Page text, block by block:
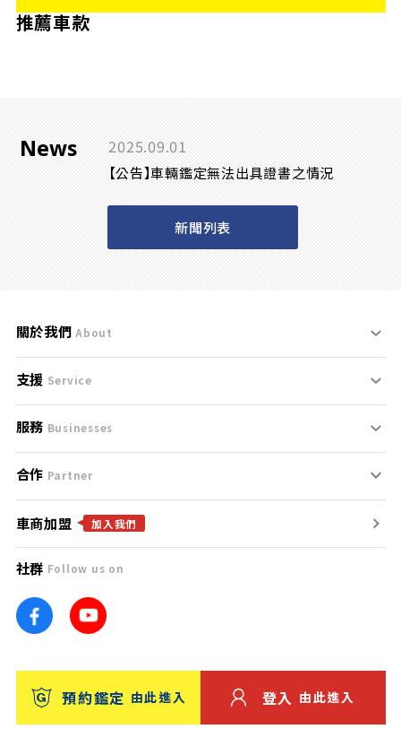
推薦車款
News 2025.09.01
【公告】車輛鑑定無法出具證書之情況
新聞列表
關於我們 About
刊登規範
服務條款
免責聲明
隱私權政策
團隊
車訊網
台灣優良中古車商大獎
支援 Service
支援中心
聯絡我們
服務 Businesses
什麼是Goo鑑定？
找好車
找好店
找海外車
消費者評價
保固
合作 Partner
合作夥伴
廣告合作
車商加盟 加入我們
社群 Follow us on
預約鑑定 由此進入 登入 由此進入